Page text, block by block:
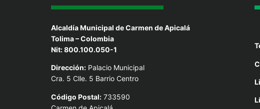
Alcaldía Municipal de Carmen de Apicalá
Tolima – Colombia
Nit: 800.100.050-1
Dirección: Palacio Municipal
Cra. 5 Clle. 5 Barrio Centro
Código Postal: 733590